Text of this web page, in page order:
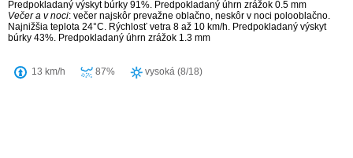
Predpokladaný výskyt búrky 91%. Predpokladaný úhrn zrážok 0.5 mm
Večer a v noci: večer najskôr prevažne oblačno, neskôr v noci polooblačno.
Najnižšia teplota 24°C. Rýchlosť vetra 8 až 10 km/h. Predpokladaný výskyt
búrky 43%. Predpokladaný úhrn zrážok 1.3 mm
13 km/h 87% vysoká (8/18)